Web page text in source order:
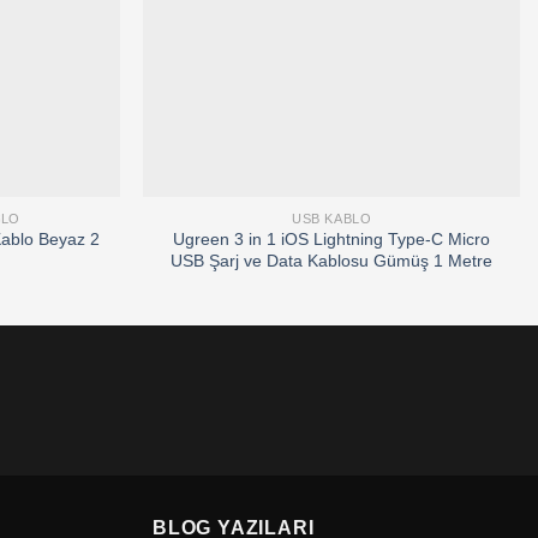
Beyaz 2
USB KABLO
Ugreen 3 in 1 iOS Lightning Type-C Micro
USB Şarj ve Data Kablosu Gümüş 1 Metre
BLOG YAZILARI